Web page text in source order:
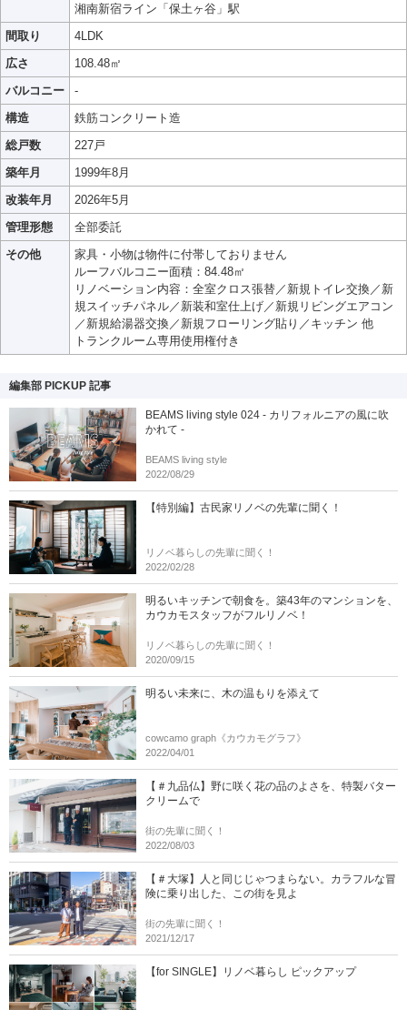
湘南新宿ライン「保土ヶ谷」駅
間取り
4LDK
広さ
108.48㎡
バルコニー
-
構造
鉄筋コンクリート造
総戸数
227戸
築年月
1999年8月
改装年月
2026年5月
管理形態
全部委託
その他
家具・小物は物件に付帯しておりません
ルーフバルコニー面積：84.48㎡
リノベーション内容：全室クロス張替／新規トイレ交換／新
規スイッチパネル／新装和室仕上げ／新規リビングエアコン
／新規給湯器交換／新規フローリング貼り／キッチン 他
トランクルーム専用使用権付き
編集部 PICKUP 記事
BEAMS living style 024 - カリフォルニアの風に吹
かれて -
BEAMS living style
2022/08/29
【特別編】古民家リノベの先輩に聞く！
リノベ暮らしの先輩に聞く！
2022/02/28
明るいキッチンで朝食を。築43年のマンションを、
カウカモスタッフがフルリノベ！
リノベ暮らしの先輩に聞く！
2020/09/15
明るい未来に、木の温もりを添えて
cowcamo graph《カウカモグラフ》
2022/04/01
【＃九品仏】野に咲く花の品のよさを、特製バター
クリームで
街の先輩に聞く！
2022/08/03
【＃大塚】人と同じじゃつまらない。カラフルな冒
険に乗り出した、この街を見よ
街の先輩に聞く！
2021/12/17
【for SINGLE】リノベ暮らし ピックアップ